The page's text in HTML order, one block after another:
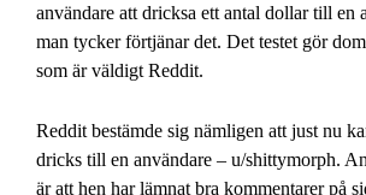
användare att dricksa ett antal dollar till en
man tycker förtjänar det. Det testet gör
som är väldigt Reddit.
Reddit bestämde sig nämligen att just nu
dricks till en användare – u/shittymorph.
är att hen har lämnat bra kommentarer på